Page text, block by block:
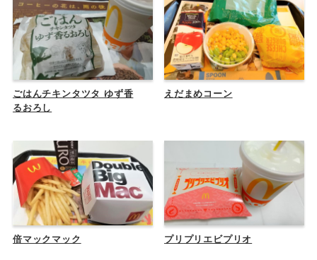
ごはんチキンタツタ ゆず香
るおろし
えだまめコーン
倍マックマック プリプリエビプリオ